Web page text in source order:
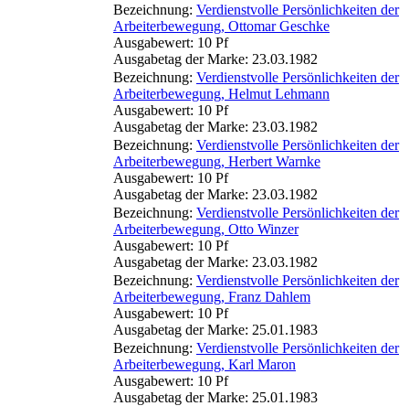
Bezeichnung: Verdienstvolle Persönlichkeiten der
Arbeiterbewegung, Ottomar Geschke
Ausgabewert: 10 Pf
Ausgabetag der Marke: 23.03.1982
Bezeichnung: Verdienstvolle Persönlichkeiten der
Arbeiterbewegung, Helmut Lehmann
Ausgabewert: 10 Pf
Ausgabetag der Marke: 23.03.1982
Bezeichnung: Verdienstvolle Persönlichkeiten der
Arbeiterbewegung, Herbert Warnke
Ausgabewert: 10 Pf
Ausgabetag der Marke: 23.03.1982
Bezeichnung: Verdienstvolle Persönlichkeiten der
Arbeiterbewegung, Otto Winzer
Ausgabewert: 10 Pf
Ausgabetag der Marke: 23.03.1982
Bezeichnung: Verdienstvolle Persönlichkeiten der
Arbeiterbewegung, Franz Dahlem
Ausgabewert: 10 Pf
Ausgabetag der Marke: 25.01.1983
Bezeichnung: Verdienstvolle Persönlichkeiten der
Arbeiterbewegung, Karl Maron
Ausgabewert: 10 Pf
Ausgabetag der Marke: 25.01.1983